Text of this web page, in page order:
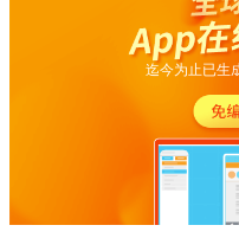
迄今为止已生